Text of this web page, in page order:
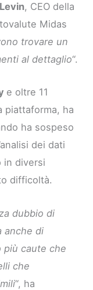
, CEO della
Midas
trovare un
al dettaglio“.
e oltre 11
piattaforma, ha
ha sospeso
dei dati
in diversi
difficoltà.
dubbio di
anche di
più caute che
che
“, ha